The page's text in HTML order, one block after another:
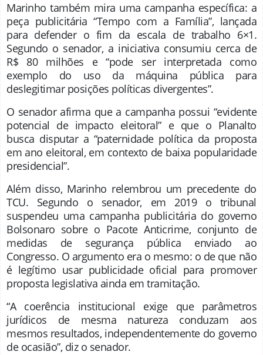
Marinho também mira uma campanha específica: a
peça publicitária “Tempo com a Família”, lançada
para defender o fim da escala de trabalho 6×1.
Segundo o senador, a iniciativa consumiu cerca de
R$ 80 milhões e “pode ser interpretada como
exemplo do uso da máquina pública para
deslegitimar posições políticas divergentes”.
O senador afirma que a campanha possui “evidente
potencial de impacto eleitoral” e que o Planalto
busca disputar a “paternidade política da proposta
em ano eleitoral, em contexto de baixa popularidade
presidencial”.
Além disso, Marinho relembrou um precedente do
TCU. Segundo o senador, em 2019 o tribunal
suspendeu uma campanha publicitária do governo
Bolsonaro sobre o Pacote Anticrime, conjunto de
medidas de segurança pública enviado ao
Congresso. O argumento era o mesmo: o de que não
é legítimo usar publicidade oficial para promover
proposta legislativa ainda em tramitação.
“A coerência institucional exige que parâmetros
jurídicos de mesma natureza conduzam aos
mesmos resultados, independentemente do governo
de ocasião”, diz o senador.